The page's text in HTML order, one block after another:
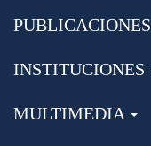
PUBLICACIONES
INSTITUCIONES
MULTIMEDIA